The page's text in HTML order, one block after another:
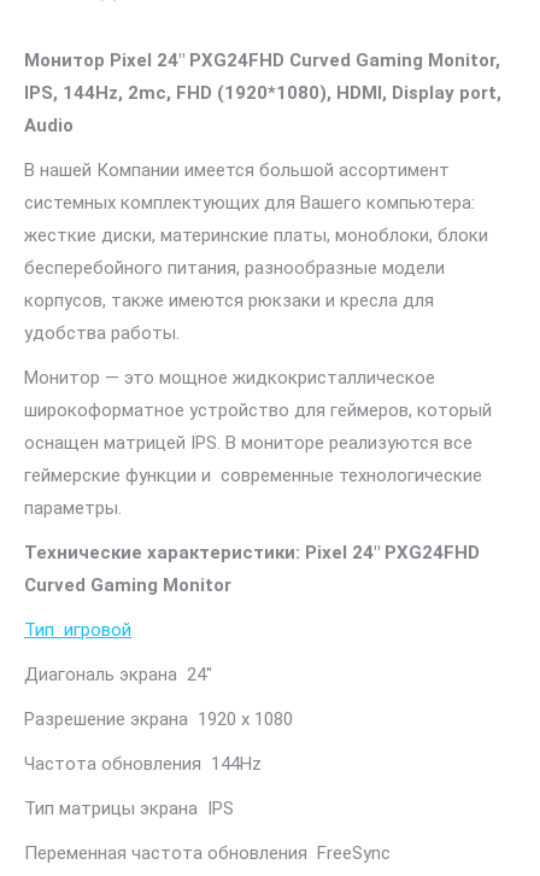
Монитор Pixel 24″ PXG24FHD Curved Gaming Monitor,
IPS, 144Hz, 2mc, FHD (1920*1080), HDMI, Display port,
Audio
В нашей Компании имеется большой ассортимент
системных комплектующих для Вашего компьютера:
жесткие диски, материнские платы, моноблоки, блоки
бесперебойного питания, разнообразные модели
корпусов, также имеются рюкзаки и кресла для
удобства работы.
Монитор — это мощное жидкокристаллическое
широкоформатное устройство для геймеров, который
оснащен матрицей IPS. В мониторе реализуются все
геймерские функции и современные технологические
параметры.
Технические характеристики: Pixel 24″ PXG24FHD
Curved Gaming Monitor
Тип игровой
Диагональ экрана 24″
Разрешение экрана 1920 x 1080
Частота обновления 144Hz
Тип матрицы экрана IPS
Переменная частота обновления FreeSync